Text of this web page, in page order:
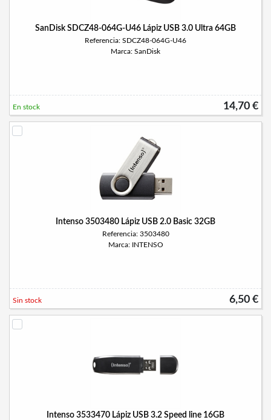
SanDisk SDCZ48-064G-U46 Lápiz USB 3.0 Ultra 64GB
Referencia: SDCZ48-064G-U46
Marca: SanDisk
14,70 €
En stock
Intenso 3503480 Lápiz USB 2.0 Basic 32GB
Referencia: 3503480
Marca: INTENSO
6,50 €
Sin stock
Intenso 3533470 Lápiz USB 3.2 Speed line 16GB